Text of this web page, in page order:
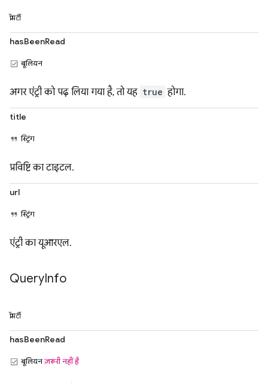
प्रॉपर्टी
hasBeenRead
बूलियन
अगर एंट्री को पढ़ लिया गया है, तो यह true होगा.
title
स्ट्रिंग
प्रविष्टि का टाइटल.
url
स्ट्रिंग
एंट्री का यूआरएल.
QueryInfo
प्रॉपर्टी
hasBeenRead
बूलियनज़रूरी नहीं है